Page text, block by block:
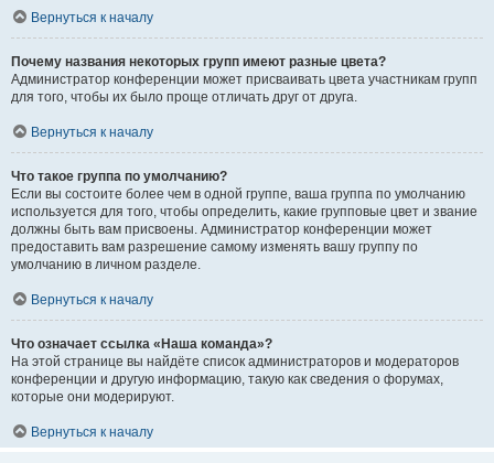
Вернуться к началу
Почему названия некоторых групп имеют разные цвета?
Администратор конференции может присваивать цвета участникам групп
для того, чтобы их было проще отличать друг от друга.
Вернуться к началу
Что такое группа по умолчанию?
Если вы состоите более чем в одной группе, ваша группа по умолчанию
используется для того, чтобы определить, какие групповые цвет и звание
должны быть вам присвоены. Администратор конференции может
предоставить вам разрешение самому изменять вашу группу по
умолчанию в личном разделе.
Вернуться к началу
Что означает ссылка «Наша команда»?
На этой странице вы найдёте список администраторов и модераторов
конференции и другую информацию, такую как сведения о форумах,
которые они модерируют.
Вернуться к началу